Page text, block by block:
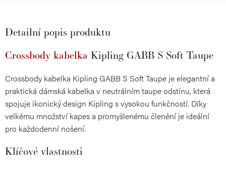
Detailní popis produktu
Crossbody kabelka Kipling GABB S Soft Taupe
Crossbody kabelka Kipling GABB S Soft Taupe je elegantní a
praktická dámská kabelka v neutrálním taupe odstínu, která
spojuje ikonický design Kipling s vysokou funkčností. Díky
velkému množství kapes a promyšlenému členění je ideální
pro každodenní nošení.
Klíčové vlastnosti